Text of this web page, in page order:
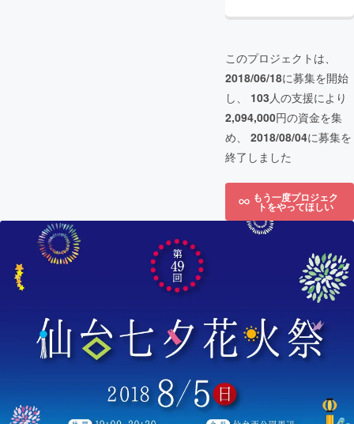
このプロジェクトは、
2018/06/18に募集を開始
し、 103人の支援により
2,094,000円の資金を集
め、 2018/08/04に募集を
終了しました
もう一度プロジェク
トをやってほしい